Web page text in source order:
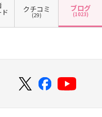
クチコミ
(29)
ブログ
(1023)